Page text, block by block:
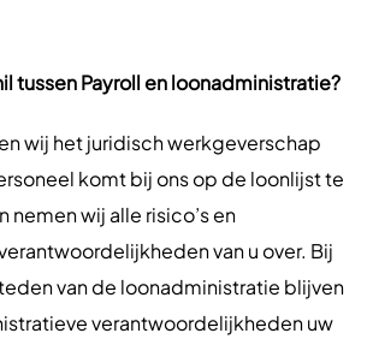
tussen Payroll en loonadministratie?
wij het juridisch werkgeverschap
komt bij ons op de loonlijst te
nemen wij alle risico’s en
van u over. Bij
van de loonadministratie blijven
verantwoordelijkheden uw